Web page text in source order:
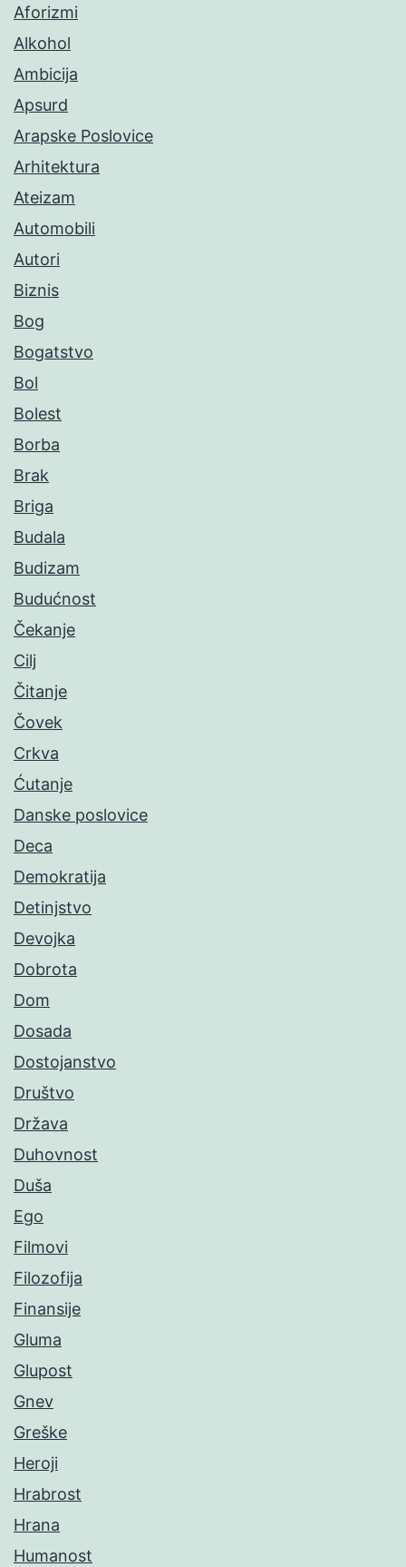
Aforizmi
Alkohol
Ambicija
Apsurd
Arapske Poslovice
Arhitektura
Ateizam
Automobili
Autori
Biznis
Bog
Bogatstvo
Bol
Bolest
Borba
Brak
Briga
Budala
Budizam
Budućnost
Čekanje
Cilj
Čitanje
Čovek
Crkva
Ćutanje
Danske poslovice
Deca
Demokratija
Detinjstvo
Devojka
Dobrota
Dom
Dosada
Dostojanstvo
Društvo
Država
Duhovnost
Duša
Ego
Filmovi
Filozofija
Finansije
Gluma
Glupost
Gnev
Greške
Heroji
Hrabrost
Hrana
Humanost